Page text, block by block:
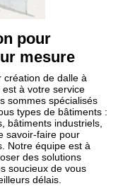
pour
mesure
création de dalle à
à votre service
sommes spécialisés
types de bâtiments :
bâtiments industriels,
savoir-faire pour
Notre équipe est à
des solutions
soucieux de vous
délais.